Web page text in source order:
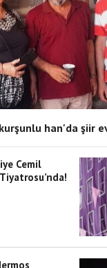
han'da şiir
Cemil